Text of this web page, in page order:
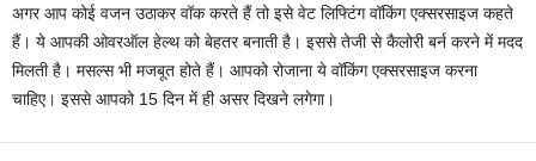
अगर आप कोई वजन उठाकर वॉक करते हैं तो इसे वेट लिफ्टिंग वॉक‍िंग एक्‍सरसाइज कहते
हैं। ये आपकी ओवरऑल हेल्‍थ को बेहतर बनाती है। इससे तेजी से कैलोरी बर्न करने में मदद
म‍िलती है। मसल्‍स भी मजबूत होते हैं। आपको रोजाना ये वॉक‍िंग एक्‍सरसाइज करना
चाह‍िए। इससे आपको 15 द‍िन में ही असर द‍िखने लगेगा।